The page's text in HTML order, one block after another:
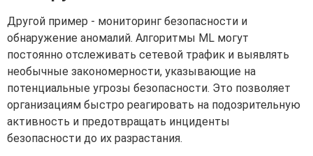
Другой пример - мониторинг безопасности и
обнаружение аномалий. Алгоритмы ML могут
постоянно отслеживать сетевой трафик и выявлять
необычные закономерности, указывающие на
потенциальные угрозы безопасности. Это позволяет
организациям быстро реагировать на подозрительную
активность и предотвращать инциденты
безопасности до их разрастания.